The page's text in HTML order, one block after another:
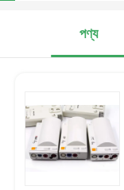
পণ্য